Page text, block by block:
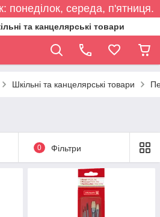
понеділок, середа, п'ятниця.
та канцелярські товари
Шкільні та канцелярські товари
0 Фільтри